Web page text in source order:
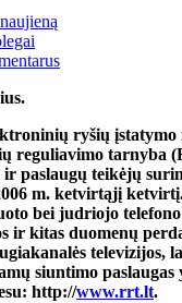
ryšių įstatymo
reguliavimo tarnyba
paslaugų teikėjų
m. ketvirtąjį
bei judriojo
ir kitas duomenų
televizijos,
siuntimo
http://www.rrt.lt.